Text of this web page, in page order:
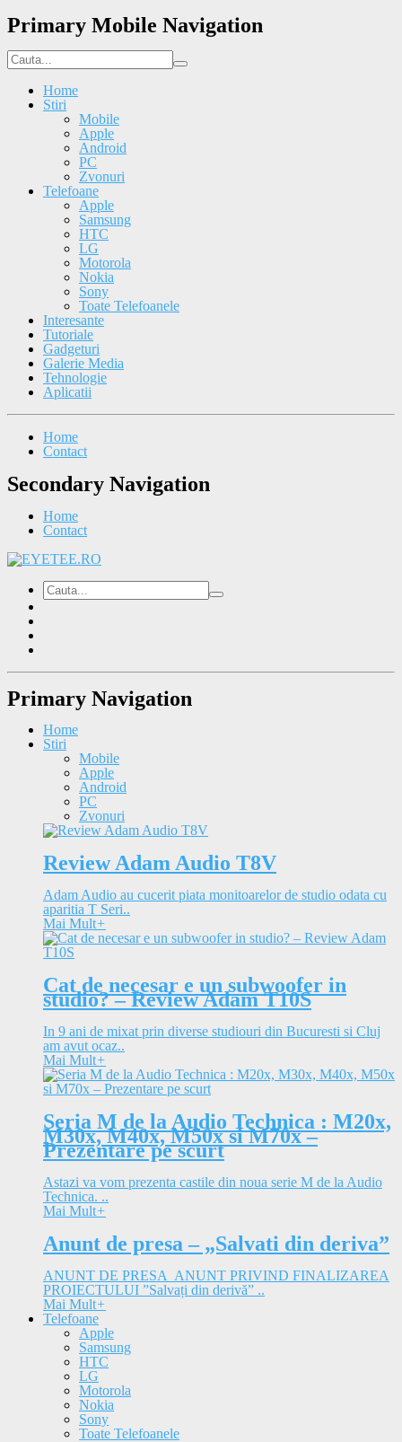
Primary Mobile Navigation
Home
Stiri
Mobile
Apple
Android
PC
Zvonuri
Telefoane
Apple
Samsung
HTC
LG
Motorola
Nokia
Sony
Toate Telefoanele
Interesante
Tutoriale
Gadgeturi
Galerie Media
Tehnologie
Aplicatii
Home
Contact
Secondary Navigation
Home
Contact
Primary Navigation
Home
Stiri
Mobile
Apple
Android
PC
Zvonuri
Review Adam Audio T8V
Adam Audio au cucerit piata monitoarelor de studio odata cu
aparitia T Seri..
Mai Mult+
Cat de necesar e un subwoofer in
studio? – Review Adam T10S
In 9 ani de mixat prin diverse studiouri din Bucuresti si Cluj
am avut ocaz..
Mai Mult+
Seria M de la Audio Technica : M20x,
M30x, M40x, M50x si M70x –
Prezentare pe scurt
Astazi va vom prezenta castile din noua serie M de la Audio
Technica. ..
Mai Mult+
Anunt de presa – „Salvati din deriva”
ANUNT DE PRESA ANUNT PRIVIND FINALIZAREA
PROIECTULUI ”Salvați din derivă” ..
Mai Mult+
Telefoane
Apple
Samsung
HTC
LG
Motorola
Nokia
Sony
Toate Telefoanele